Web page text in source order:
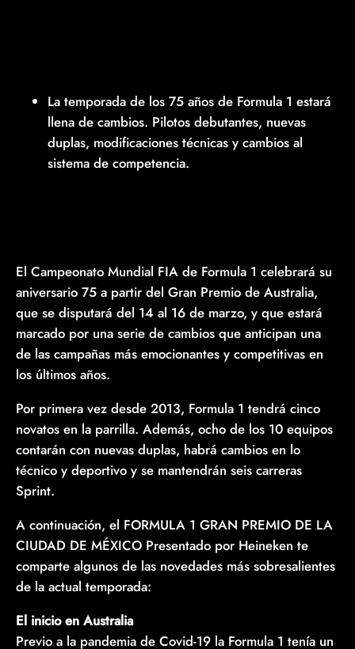
La temporada de los 75 años de Formula 1 estará
llena de cambios. Pilotos debutantes, nuevas
duplas, modificaciones técnicas y cambios al
sistema de competencia.
El Campeonato Mundial FIA de Formula 1 celebrará su
aniversario 75 a partir del Gran Premio de Australia,
que se disputará del 14 al 16 de marzo, y que estará
marcado por una serie de cambios que anticipan una
de las campañas más emocionantes y competitivas en
los últimos años.
Por primera vez desde 2013, Formula 1 tendrá cinco
novatos en la parrilla. Además, ocho de los 10 equipos
contarán con nuevas duplas, habrá cambios en lo
técnico y deportivo y se mantendrán seis carreras
Sprint.
A continuación, el FORMULA 1 GRAN PREMIO DE LA
CIUDAD DE MÉXICO Presentado por Heineken te
comparte algunos de las novedades más sobresalientes
de la actual temporada:
El inicio en Australia
Previo a la pandemia de Covid-19 la Formula 1 tenía un